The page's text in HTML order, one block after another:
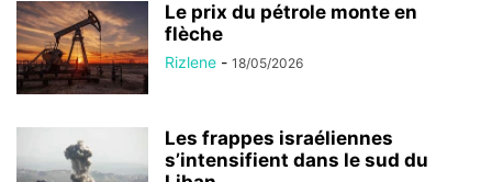
Le prix du pétrole monte en
flèche
Rizlene - 18/05/2026
Les frappes israéliennes
s’intensifient dans le sud du